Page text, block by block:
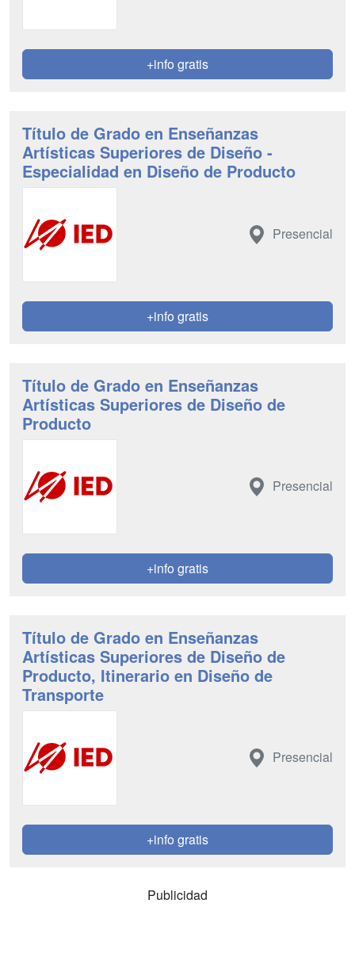
+info gratis
Título de Grado en Enseñanzas
Artísticas Superiores de Diseño -
Especialidad en Diseño de Producto
Presencial
+info gratis
Título de Grado en Enseñanzas
Artísticas Superiores de Diseño de
Producto
Presencial
+info gratis
Título de Grado en Enseñanzas
Artísticas Superiores de Diseño de
Producto, Itinerario en Diseño de
Transporte
Presencial
+info gratis
Publicidad